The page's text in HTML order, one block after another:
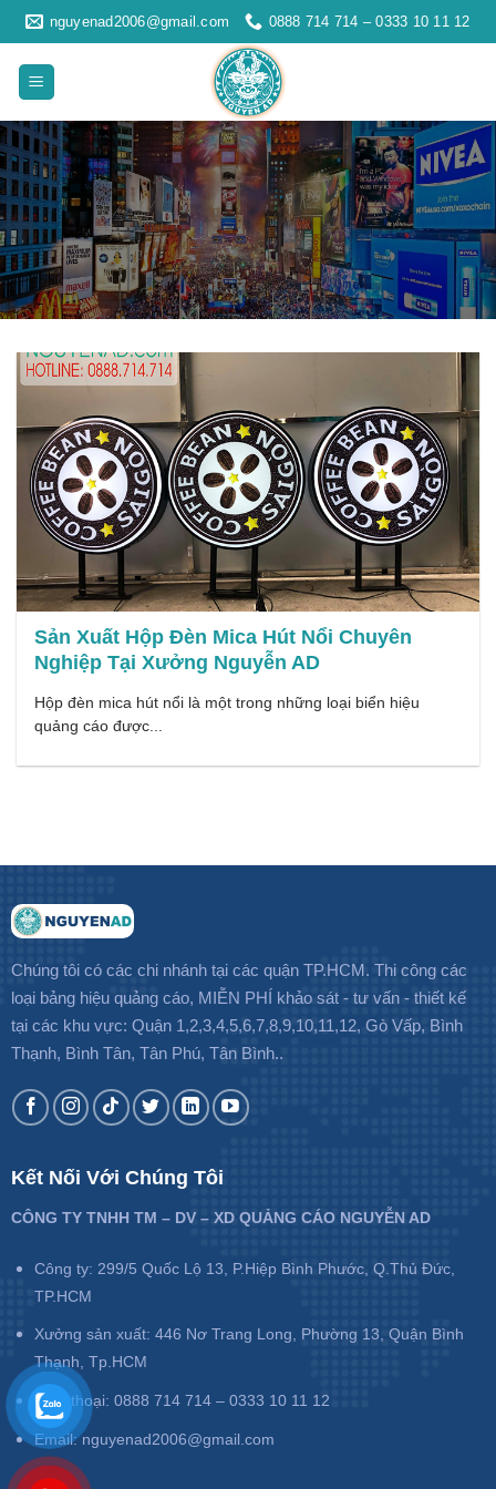
Skip
to
content
nguyenad2006@gmail.com 0888 714 714 – 0333 10 11 12
Sản Xuất Hộp Đèn Mica Hút Nổi Chuyên
Nghiệp Tại Xưởng Nguyễn AD
Hộp đèn mica hút nổi là một trong những loại biển hiệu
quảng cáo được...
Chúng tôi có các chi nhánh tại các quận TP.HCM. Thi công các
loại bảng hiệu quảng cáo, MIỄN PHÍ khảo sát - tư vấn - thiết kế
tại các khu vực: Quận 1,2,3,4,5,6,7,8,9,10,11,12, Gò Vấp, Bình
Thạnh, Bình Tân, Tân Phú, Tân Bình..
Kết Nối Với Chúng Tôi
CÔNG TY TNHH TM – DV – XD QUẢNG CÁO NGUYỄN AD
Công ty: 299/5 Quốc Lộ 13, P.Hiệp Bình Phước, Q.Thủ Đức,
TP.HCM
Xưởng sản xuất: 446 Nơ Trang Long, Phường 13, Quận Bình
Thạnh, Tp.HCM
Điện thoại: 0888 714 714 – 0333 10 11 12
Email: nguyenad2006@gmail.com